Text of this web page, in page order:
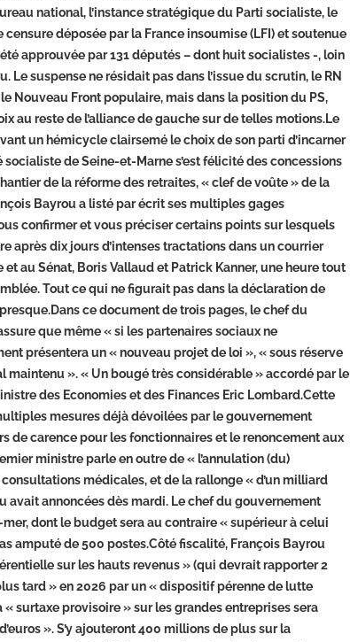
national, l’instance stratégique du Parti socialiste, le
déposée par la France insoumise (LFI) et soutenue
approuvée par 131 députés – dont huit socialistes -, loin
suspense ne résidait pas dans l’issue du scrutin, le RN
Nouveau Front populaire, mais dans la position du PS,
au reste de l’alliance de gauche sur de telles motions.Le
un hémicycle clairsemé le choix de son parti d’incarner
de Seine-et-Marne s’est félicité des concessions
de la réforme des retraites, « clef de voûte » de la
Bayrou a listé par écrit ses multiples gages
confirmer et vous préciser certains points sur lesquels
après dix jours d’intenses tractations dans un courrier
au Sénat, Boris Vallaud et Patrick Kanner, une heure tout
Tout ce qui ne figurait pas dans la déclaration de
ce document de trois pages, le chef du
que même « si les partenaires sociaux ne
présentera un « nouveau projet de loi », « sous réserve
maintenu ». « Un bougé très considérable » accordé par le
des Economies et des Finances Eric Lombard.Cette
mesures déjà dévoilées par le gouvernement
de carence pour les fonctionnaires et le renoncement aux
ministre parle en outre de « l’annulation (du)
médicales, et de la rallonge « d’un milliard
avait annoncées dès mardi. Le chef du gouvernement
dont le budget sera au contraire « supérieur à celui
amputé de 500 postes.Côté fiscalité, François Bayrou
sur les hauts revenus » (qui devrait rapporter 2
tard » en 2026 par un « dispositif pérenne de lutte
surtaxe provisoire » sur les grandes entreprises sera
». S’y ajouteront 400 millions de plus sur la